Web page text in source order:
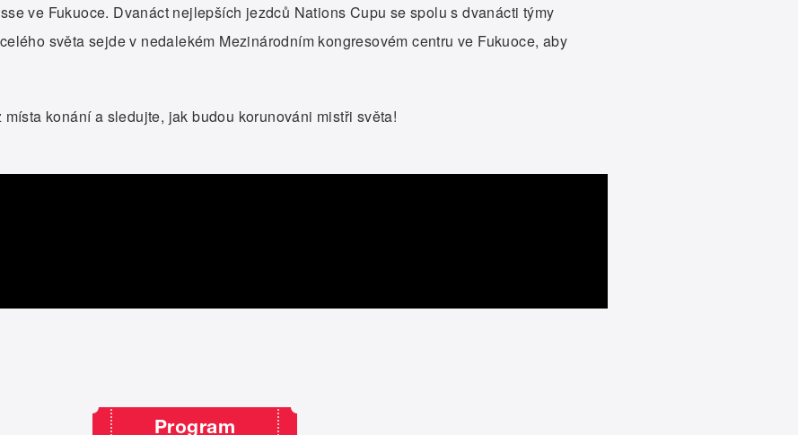
ve Fukuoce. Dvanáct nejlepších jezdců Nations Cupu se spolu s dvanácti týmy
světa sejde v nedalekém Mezinárodním kongresovém centru ve Fukuoce, aby
konání a sledujte, jak budou korunováni mistři světa!
Program